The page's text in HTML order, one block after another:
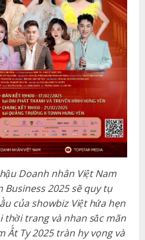
Doanh nhân Việt Nam
Business 2025 sẽ quy tụ
của showbiz Việt hứa hẹn
thời trang và nhan sắc mãn
Ất Tỵ 2025 tràn hy vọng và